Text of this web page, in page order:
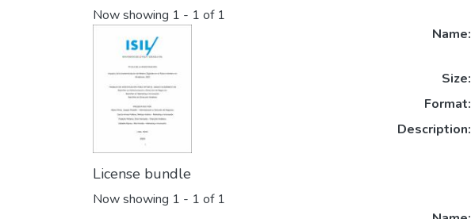
Now showing 1 - 1 of 1
Name:
Size:
Format:
Description:
License bundle
Now showing 1 - 1 of 1